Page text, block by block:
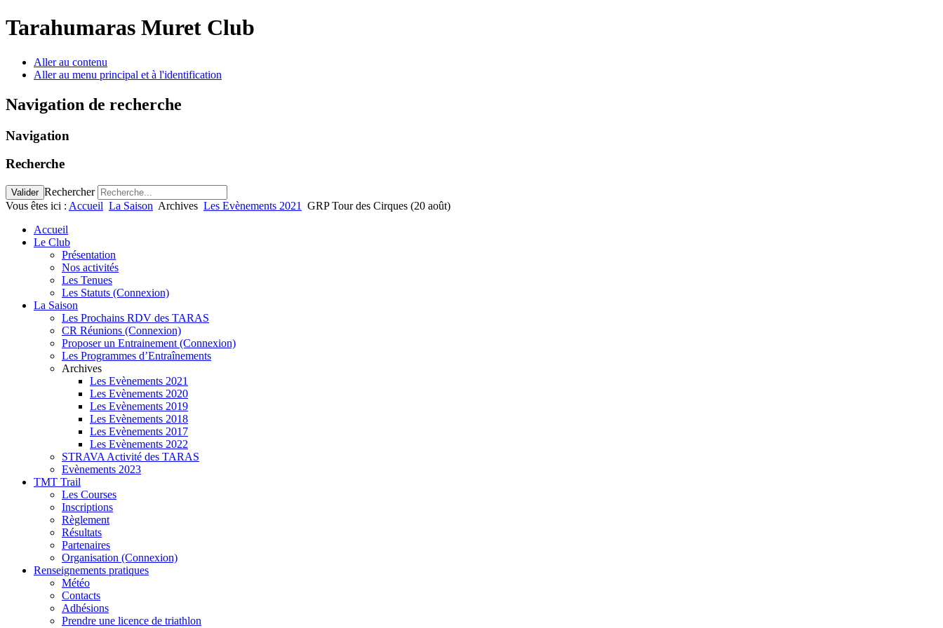
Tarahumaras Muret Club
Aller au contenu
Aller au menu principal et à l'identification
Navigation de recherche
Navigation
Recherche
Valider Rechercher
Vous êtes ici : Accueil La Saison Archives Les Evènements 2021
GRP Tour des Cirques (20 août)
Accueil
Le Club
Présentation
Nos activités
Les Tenues
Les Statuts (Connexion)
La Saison
Les Prochains RDV des TARAS
CR Réunions (Connexion)
Proposer un Entrainement (Connexion)
Les Programmes d’Entraînements
Archives
Les Evènements 2021
Les Evènements 2020
Les Evènements 2019
Les Evènements 2018
Les Evènements 2017
Les Evènements 2022
STRAVA Activité des TARAS
Evènements 2023
TMT Trail
Les Courses
Inscriptions
Règlement
Résultats
Partenaires
Organisation (Connexion)
Renseignements pratiques
Météo
Contacts
Adhésions
Prendre une licence de triathlon